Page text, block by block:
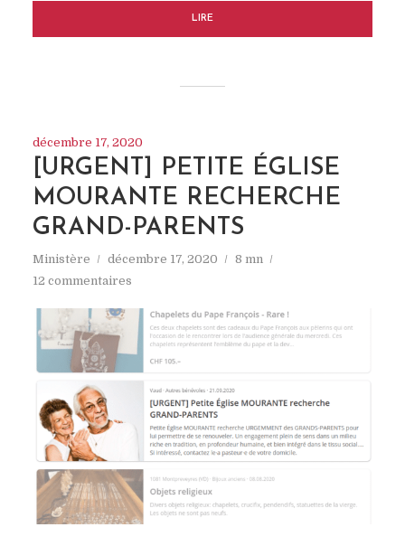
LIRE
décembre 17, 2020
[URGENT] PETITE ÉGLISE
MOURANTE RECHERCHE
GRAND-PARENTS
Ministère décembre 17, 2020
8 mn
12 commentaires